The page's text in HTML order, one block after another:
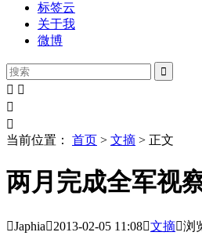
标签云
关于我
微博

 


当前位置： 首页 > 文摘 > 正文
两月完成全军视
Japhia2013-02-05 11:08文摘浏